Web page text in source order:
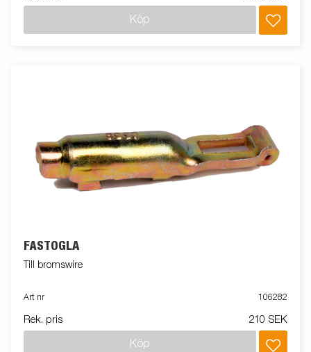
Köp
FÄSTÖGLA
Till bromswire
Art nr 106282
Rek. pris 210 SEK
Köp